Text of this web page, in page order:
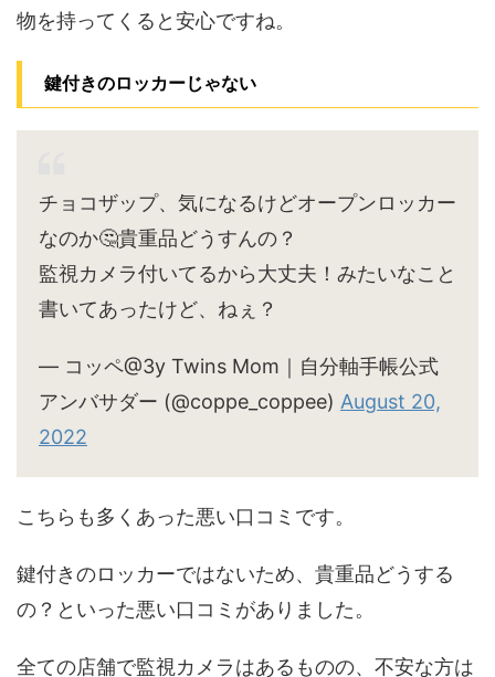
物を持ってくると安心ですね。
鍵付きのロッカーじゃない
チョコザップ、気になるけどオープンロッカー
なのか🤔貴重品どうすんの？
監視カメラ付いてるから大丈夫！みたいなこと
書いてあったけど、ねぇ？
— コッペ@3y Twins Mom｜自分軸手帳公式
アンバサダー (@coppe_coppee) August 20,
2022
こちらも多くあった悪い口コミです。
鍵付きのロッカーではないため、貴重品どうする
の？といった悪い口コミがありました。
全ての店舗で監視カメラはあるものの、不安な方は